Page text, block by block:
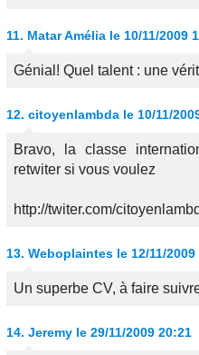
11. Matar Amélia le 10/11/2009
Génial! Quel talent : une
12. citoyenlambda le 10/11/
Bravo, la classe
retwiter si vous voulez
http://twiter.com/
13. Weboplaintes le 12/11/
Un superbe CV, à faire
14. Jeremy le 29/11/2009 20:21